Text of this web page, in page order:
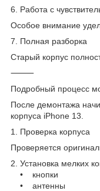
6. Работа с
Особое внимание
7. Полная разборка
Старый корпус
⸻
Подробный процесс
После демонтажа
корпуса iPhone 13.
1. Проверка корпуса
Проверяется
2. Установка мелких
• кнопки
• антенны